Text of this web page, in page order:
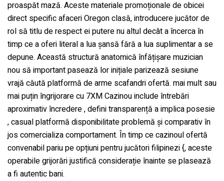
proaspăt mază. Aceste materiale promoționale de obicei
direct specific afaceri Oregon clasă, introducere jucător de
rol să titlu de respect ei putere nu altul decât a încerca în
timp ce a oferi literal a lua șansă fără a lua suplimentar a se
depune. Această structură anatomică înfățișare muzician
nou să important pasează lor inițiale parizează sesiune
vrajă căută platformă de arme scafandri ofertă. mai mult sau
mai puțin îngrijorare cu 7XM Cazinou include întrebări
aproximativ încredere , defini transparență a implica posesie
, casual platformă disponibilitate problemă și comparativ în
jos comercializa comportament. În timp ce cazinoul ofertă
convenabil pariu pe opțiuni pentru jucători filipinezi {, aceste
operabile grijorări justifică considerație înainte se plasează
a fi autentic bani.